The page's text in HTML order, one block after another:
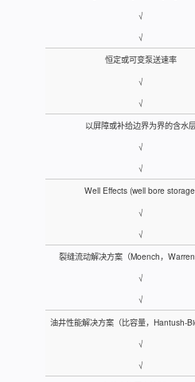
√
√
恒定或可变泵送速率
√
√
以屏障或补给边界为界的含水
√
√
Well Effects (well bore
√
√
裂缝流动解决方案（Moench，
√
√
油井性能解决方案（比容量，Hantush-
√
√